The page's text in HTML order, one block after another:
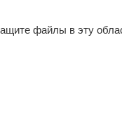
файлы в эту